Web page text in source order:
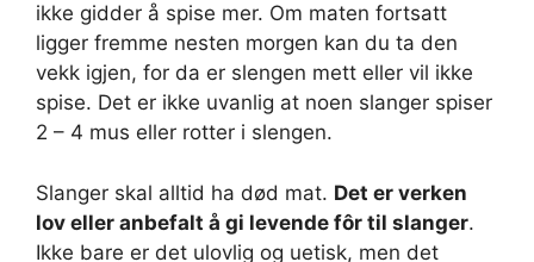
ikke gidder å spise mer. Om maten fortsatt
ligger fremme nesten morgen kan du ta den
vekk igjen, for da er slengen mett eller vil ikke
spise. Det er ikke uvanlig at noen slanger spiser
2 – 4 mus eller rotter i slengen.
Slanger skal alltid ha død mat. Det er verken
lov eller anbefalt å gi levende fôr til slanger.
Ikke bare er det ulovlig og uetisk, men det